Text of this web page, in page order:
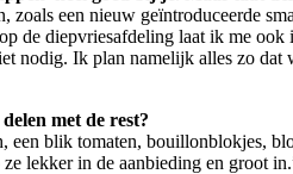
een nieuw geïntroduceerde
de diepvriesafdeling laat ik me
nodig. Ik plan namelijk alles zo
met de rest?
een blik tomaten, bouillonblokjes,
lekker in de aanbieding en groot